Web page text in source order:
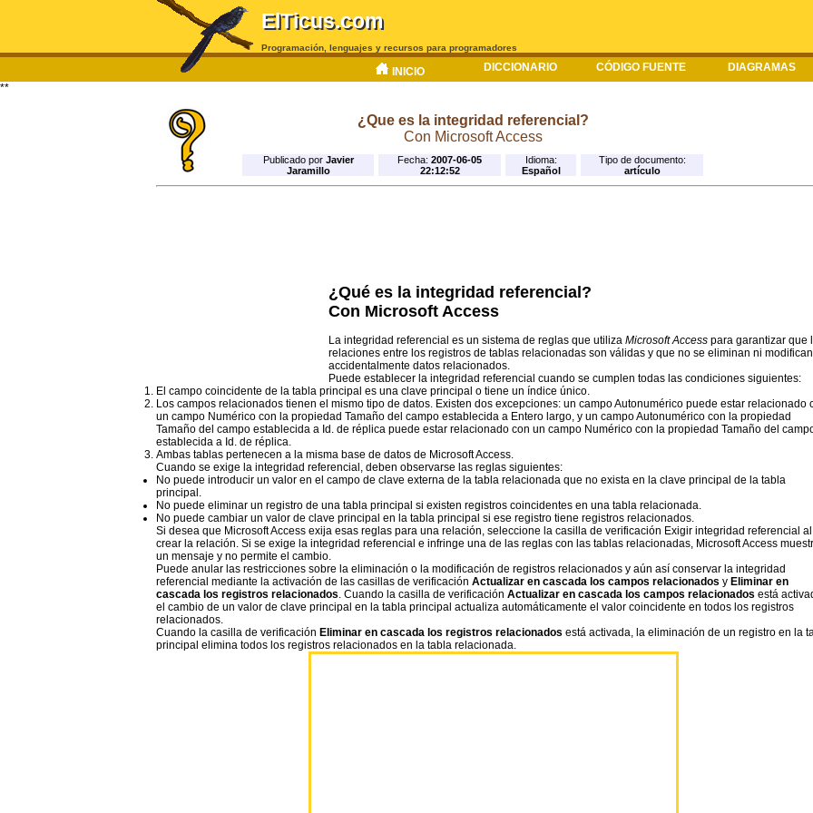
ElTicus.com
Programación, lenguajes y recursos para programadores
DIAGRAMAS
CÓDIGO FUENTE
DICCIONARIO
INICIO
**
¿Que es la integridad referencial?
Con Microsoft Access
Publicado por Javier
Jaramillo
Fecha: 2007-06-05
22:12:52
Idioma:
Español
Tipo de documento:
artículo
¿Qué es la integridad referencial?
Con Microsoft Access
La integridad referencial es un sistema de reglas que utiliza Microsoft Access para garantizar que
relaciones entre los registros de tablas relacionadas son válidas y que no se eliminan ni modifican
accidentalmente datos relacionados.
Puede establecer la integridad referencial cuando se cumplen todas las condiciones siguientes:
El campo coincidente de la tabla principal es una clave principal o tiene un índice único.
Los campos relacionados tienen el mismo tipo de datos. Existen dos excepciones: un campo Autonumérico puede estar relacionado
un campo Numérico con la propiedad Tamaño del campo establecida a Entero largo, y un campo Autonumérico con la propiedad
Tamaño del campo establecida a Id. de réplica puede estar relacionado con un campo Numérico con la propiedad Tamaño del
establecida a Id. de réplica.
Ambas tablas pertenecen a la misma base de datos de Microsoft Access.
Cuando se exige la integridad referencial, deben observarse las reglas siguientes:
No puede introducir un valor en el campo de clave externa de la tabla relacionada que no exista en la clave principal de la tabla
principal.
No puede eliminar un registro de una tabla principal si existen registros coincidentes en una tabla relacionada.
No puede cambiar un valor de clave principal en la tabla principal si ese registro tiene registros relacionados.
Si desea que Microsoft Access exija esas reglas para una relación, seleccione la casilla de verificación Exigir integridad referencial al
crear la relación. Si se exige la integridad referencial e infringe una de las reglas con las tablas relacionadas, Microsoft Access
un mensaje y no permite el cambio.
Puede anular las restricciones sobre la eliminación o la modificación de registros relacionados y aún así conservar la integridad
referencial mediante la activación de las casillas de verificación Actualizar en cascada los campos relacionados y Eliminar en
cascada los registros relacionados. Cuando la casilla de verificación Actualizar en cascada los campos relacionados está
el cambio de un valor de clave principal en la tabla principal actualiza automáticamente el valor coincidente en todos los registros
relacionados.
Cuando la casilla de verificación Eliminar en cascada los registros relacionados está activada, la eliminación de un registro en la
principal elimina todos los registros relacionados en la tabla relacionada.